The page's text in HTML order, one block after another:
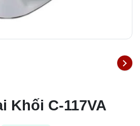
Khối C-117VA